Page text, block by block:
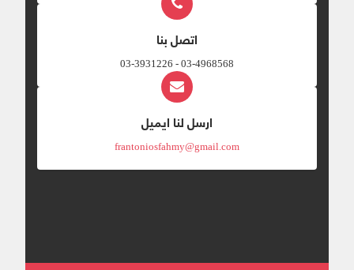
اتصل بنا
03-4968568 - 03-3931226
ارسل لنا ايميل
frantoniosfahmy@gmail.com